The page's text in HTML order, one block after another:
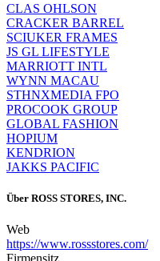
CLAS OHLSON
CRACKER BARREL
SCIUKER FRAMES
JS GL LIFESTYLE
MARRIOTT INTL
WYNN MACAU
STHNXMEDIA FPO
PROCOOK GROUP
GLOBAL FASHION
HOPIUM
KENDRION
JAKKS PACIFIC
Über ROSS STORES, INC.
Web
https://www.rossstores.com/
Firmensitz